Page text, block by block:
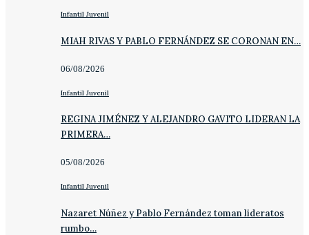
Infantil Juvenil
MIAH RIVAS Y PABLO FERNÁNDEZ SE CORONAN EN…
06/08/2026
Infantil Juvenil
REGINA JIMÉNEZ Y ALEJANDRO GAVITO LIDERAN LA
PRIMERA…
05/08/2026
Infantil Juvenil
Nazaret Núñez y Pablo Fernández toman lideratos
rumbo…